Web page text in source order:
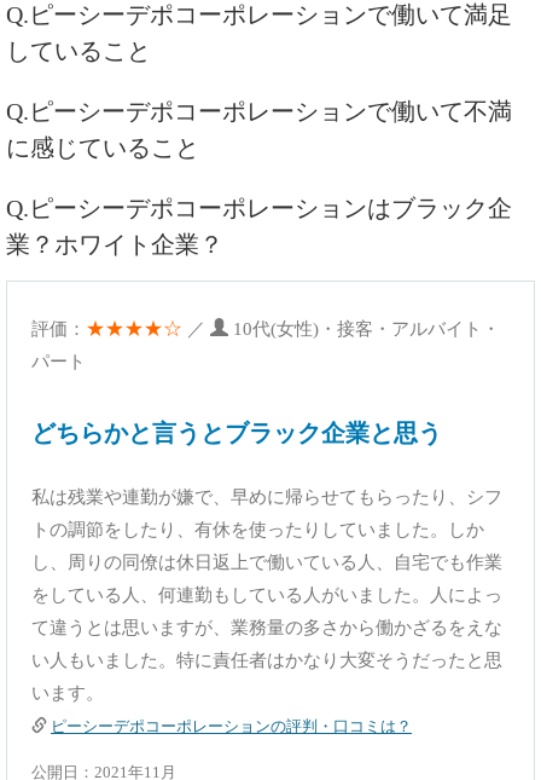
Q.ピーシーデポコーポレーションで働いて満足
していること
Q.ピーシーデポコーポレーションで働いて不満
に感じていること
Q.ピーシーデポコーポレーションはブラック企
業？ホワイト企業？
評価： ★★★★☆ ／
10代(女性)・接客・アルバイト・
パート
どちらかと言うとブラック企業と思う
私は残業や連勤が嫌で、早めに帰らせてもらったり、シフ
トの調節をしたり、有休を使ったりしていました。しか
し、周りの同僚は休日返上で働いている人、自宅でも作業
をしている人、何連勤もしている人がいました。人によっ
て違うとは思いますが、業務量の多さから働かざるをえな
い人もいました。特に責任者はかなり大変そうだったと思
います。
ピーシーデポコーポレーションの評判・口コミは？
公開日：2021年11月